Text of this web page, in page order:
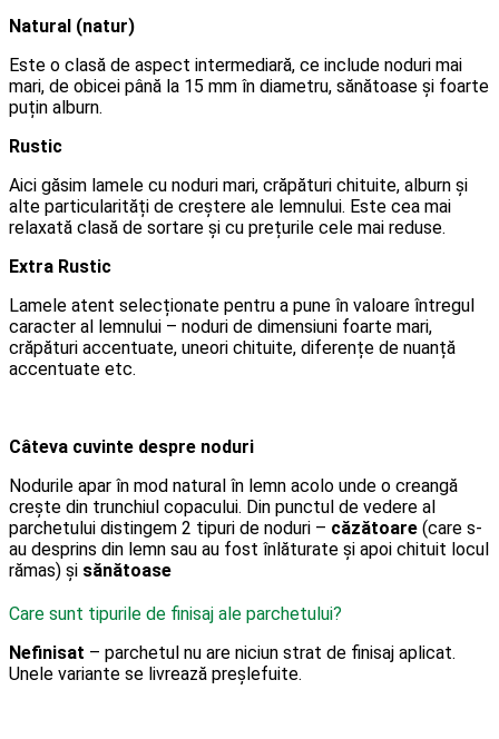
Natural (natur)
Este o clasă de aspect intermediară, ce include noduri mai
mari, de obicei până la 15 mm în diametru, sănătoase și foarte
puțin alburn.
Rustic
Aici găsim lamele cu noduri mari, crăpături chituite, alburn și
alte particularități de creștere ale lemnului. Este cea mai
relaxată clasă de sortare și cu prețurile cele mai reduse.
Extra Rustic
Lamele atent selecționate pentru a pune în valoare întregul
caracter al lemnului – noduri de dimensiuni foarte mari,
crăpături accentuate, uneori chituite, diferențe de nuanță
accentuate etc.
Câteva cuvinte despre noduri
Nodurile apar în mod natural în lemn acolo unde o creangă
crește din trunchiul copacului. Din punctul de vedere al
parchetului distingem 2 tipuri de noduri – căzătoare (care s-
au desprins din lemn sau au fost înlăturate și apoi chituit locul
rămas) și sănătoase
Care sunt tipurile de finisaj ale parchetului?
Nefinisat – parchetul nu are niciun strat de finisaj aplicat.
Unele variante se livrează preșlefuite.